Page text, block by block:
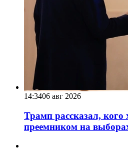
14:3406 авг 2026
Трамп рассказал, кого
преемником на